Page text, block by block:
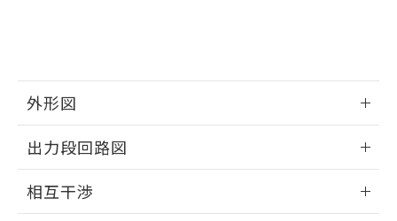
外形図
外形図
出力段回路図
相互干渉
引・商談に必要な範囲で利用すること
※当社の共同利用者とは、"個人情報
の共同利用に関して"
用者の範囲」に記載されている法人を
とができます。
EU RoHS指令（10物質）の非含有証明書
※本証明書は発行日時点で非含有を証明す
るもので、過去に遡って非含有を証明する
ものではありません。
合意する キャンセル